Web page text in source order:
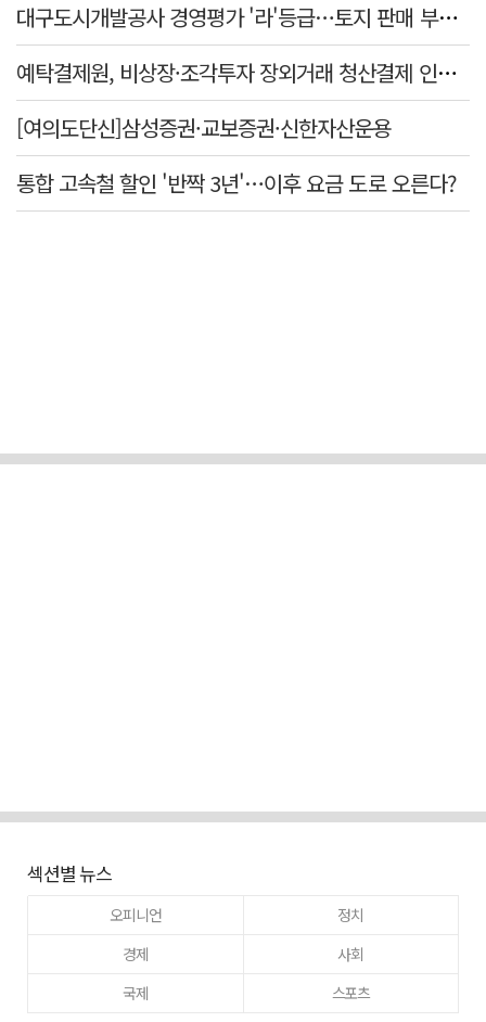
대구도시개발공사 경영평가 '라'등급…토지 판매 부진에 1년 만에 두 단계 '뚝'
예탁결제원, 비상장·조각투자 장외거래 청산결제 인프라 구축 착수…연내 가동
[여의도단신]삼성증권·교보증권·신한자산운용
통합 고속철 할인 '반짝 3년'…이후 요금 도로 오른다?
섹션별 뉴스
오피니언
정치
경제
사회
국제
스포츠